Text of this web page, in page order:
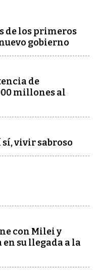
de los primeros
gobierno
de
millones al
vivir sabroso
con Milei y
su llegada a la